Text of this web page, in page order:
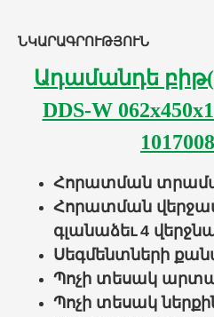
ՆԿԱՐԱԳՐՈՒԹՅՈՒՆ
Ադամանդե
DDS-W
Հորատման
Հորատման
գլանաձեւ 4
Սեգմենտների
Պոչի տեսակ
Պոչի տեսակ